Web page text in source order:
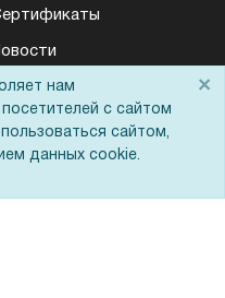
нам
с сайтом
сайтом,
данных cookie.
×